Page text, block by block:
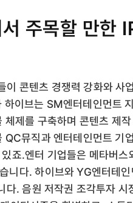
주목할 만한
이 콘텐츠 경쟁력 강화와 사
이브는 SM엔터테인먼트
제를 구축하며 콘텐츠 제
QC뮤직과 엔터테인먼트 기
죠.엔터 기업들은 메타버스
니다. 하이브와 YG엔터테
. 음원 저작권 조각투자 시